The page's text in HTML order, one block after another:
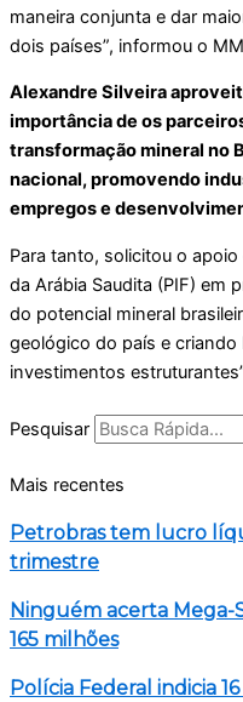
maneira conjunta e dar
dois países”, informou o
Alexandre Silveira
importância de os
transformação mineral no
nacional, promovendo
empregos e
Para tanto, solicitou o
da Arábia Saudita (PIF) em
do potencial mineral
geológico do país e
investimentos
Pesquisar
Mais recentes
Petrobras tem lucro
trimestre
Ninguém acerta Mega-
165 milhões
Polícia Federal indicia